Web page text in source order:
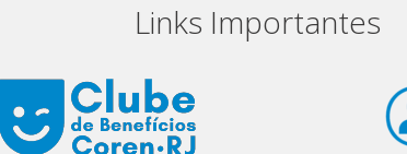
Links Importantes